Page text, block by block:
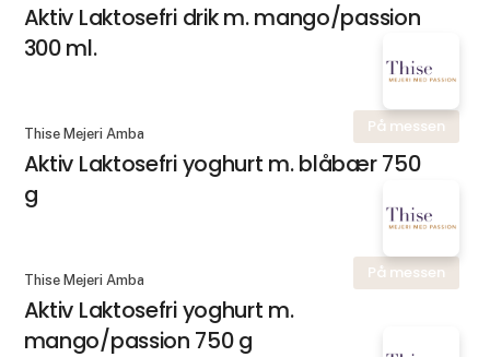
Aktiv Laktosefri drik m. mango/passion
300 ml.
På messen
Thise Mejeri Amba
Aktiv Laktosefri yoghurt m. blåbær 750
g
På messen
Thise Mejeri Amba
Aktiv Laktosefri yoghurt m.
mango/passion 750 g